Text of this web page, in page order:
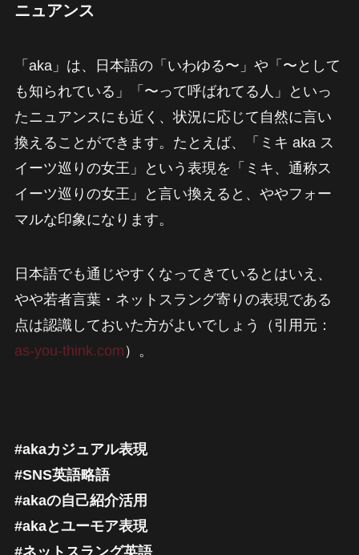
ニュアンス
「aka」は、日本語の「いわゆる〜」や「〜として
も知られている」「〜って呼ばれてる人」といっ
たニュアンスにも近く、状況に応じて自然に言い
換えることができます。たとえば、「ミキ aka ス
イーツ巡りの女王」という表現を「ミキ、通称ス
イーツ巡りの女王」と言い換えると、ややフォー
マルな印象になります。
日本語でも通じやすくなってきているとはいえ、
やや若者言葉・ネットスラング寄りの表現である
点は認識しておいた方がよいでしょう（引用元：
as-you-think.com ）。
#akaカジュアル表現
#SNS英語略語
#akaの自己紹介活用
#akaとユーモア表現
#ネットスラング英語